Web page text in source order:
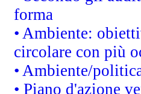
forma
• Ambiente:
circolare con più
• Ambiente/
• Piano d'azione